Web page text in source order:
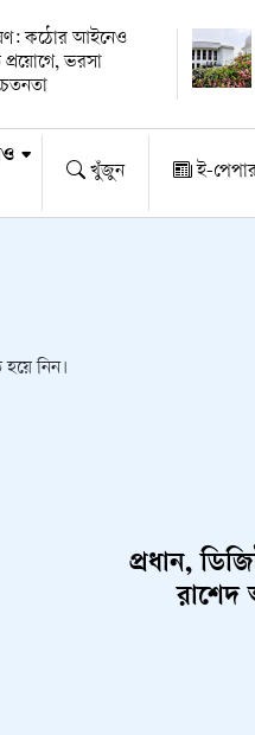
কঠোর আইনেও
প্রয়োগে, ভরসা
খুঁজুন ই-
নিন।
প্রধান,